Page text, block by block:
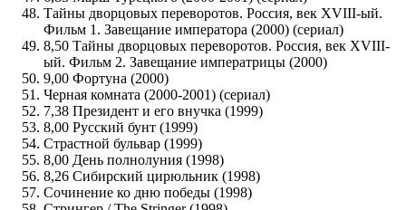
Тайны дворцовых переворотов. Россия, век XVIII-ый.
Фильм 1. Завещание императора (2000) (сериал)
8,50 Тайны дворцовых переворотов. Россия, век XVIII-
ый. Фильм 2. Завещание императрицы (2000)
9,00 Фортуна (2000)
Черная комната (2000-2001) (сериал)
7,38 Президент и его внучка (1999)
8,00 Русский бунт (1999)
Страстной бульвар (1999)
8,00 День полнолуния (1998)
8,26 Сибирский цирюльник (1998)
Сочинение ко дню победы (1998)